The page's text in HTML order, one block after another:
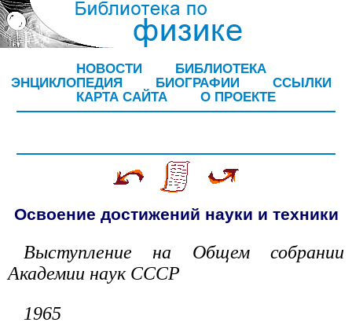
НОВОСТИ
БИБЛИОТЕКА
ЭНЦИКЛОПЕДИЯ
БИОГРАФИИ
ССЫЛКИ
КАРТА САЙТА
О ПРОЕКТЕ
Oсвоение достижений науки и техники
Выступление на Общем собрании
Академии наук СССР
1965